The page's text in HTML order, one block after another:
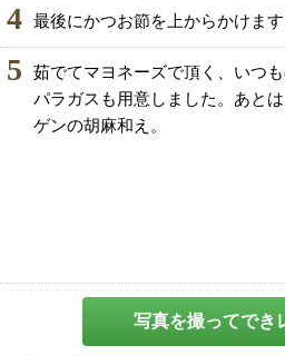
4 最後にかつお節を上からかけます
5
茹でてマヨネーズで頂く、いつ
パラガスも用意しました。あと
ゲンの胡麻和え。
写真を撮ってでき